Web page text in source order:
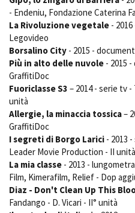
FILM DATABASE
BOOK DATABASE
NEWS
CASTING
Amministrazione trasparente
Bandi e gare
Contatti
- Endeniu, Fondazione Caterina
La Rivoluzione vegetale -
Legovideo
Borsalino City - 2015 -
Più in alto delle nuvole - 2015
GraffitiDoc
Fuoriclasse S3 – 2014 - serie tv -
unità
Allergie, la minaccia tossica–
GraffitiDoc
I segreti di Borgo Larici - 2013
Leader Movie Production - II unità
La mia classe - 2013 -
Film, Kimerafilm, Relief - Dop
Diaz - Don't Clean Up This
Fandango - D. Vicari - II° unità